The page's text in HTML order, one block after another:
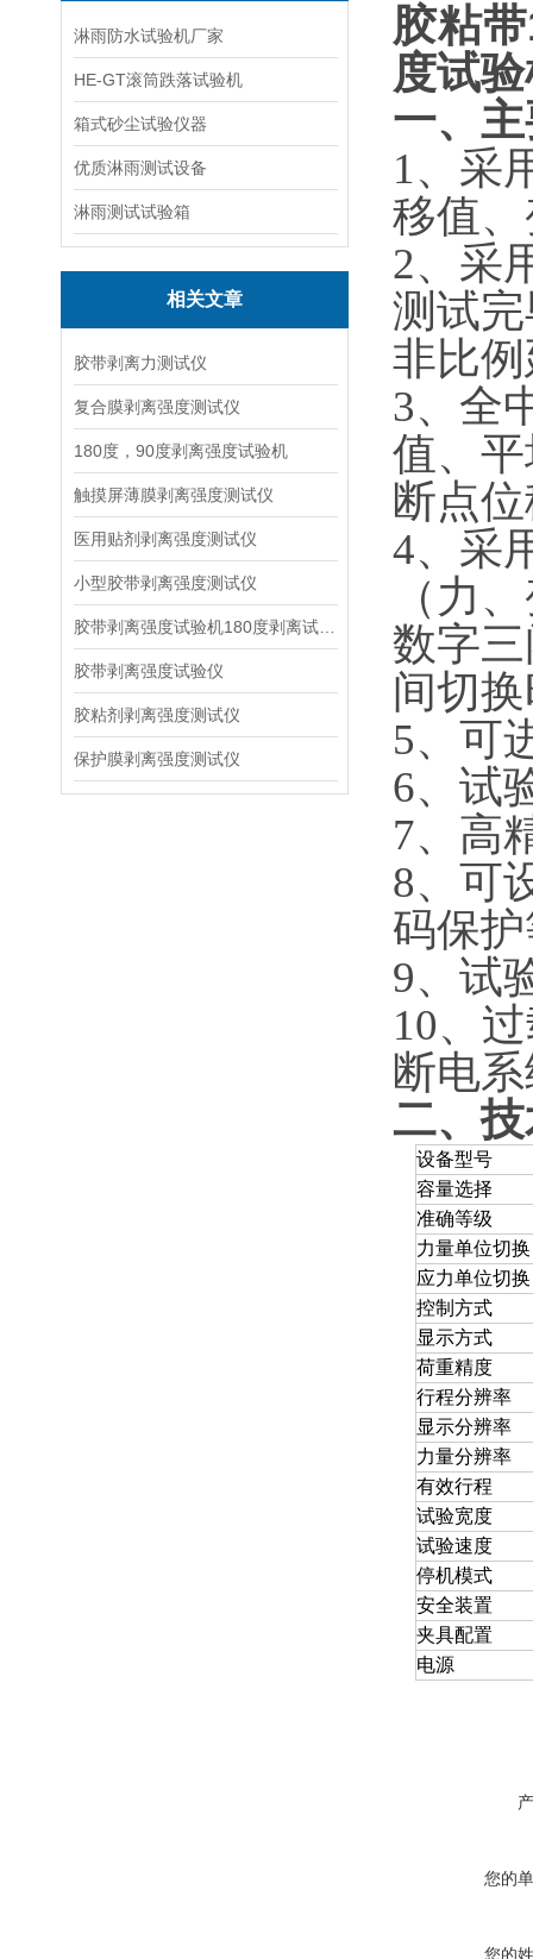
淋雨防水试验机厂家
HE-GT滚筒跌落试验机
箱式砂尘试验仪器
优质淋雨测试设备
淋雨测试试验箱
相关文章
胶带剥离力测试仪
复合膜剥离强度测试仪
180度，90度剥离强度试验机
触摸屏薄膜剥离强度测试仪
医用贴剂剥离强度测试仪
小型胶带剥离强度测试仪
胶带剥离强度试验仪
胶粘剂剥离强度测试仪
保护膜剥离强度测试仪
胶粘
度试
一、
1、采
移值
2、采
测试
非比
3、全
值、
断点
4、采
（力
数字
间切
5、可
6、试
7、高
8、可
码保
9、试
10、
断电
二、
设备型号
容量选择
准确等级
力量单位切换
应力单位切换
控制方式
显示方式
荷重精度
行程分辨率
显示分辨率
力量分辨率
有效行程
试验宽度
试验速度
停机模式
安全装置
夹具配置
电源
您的
您的